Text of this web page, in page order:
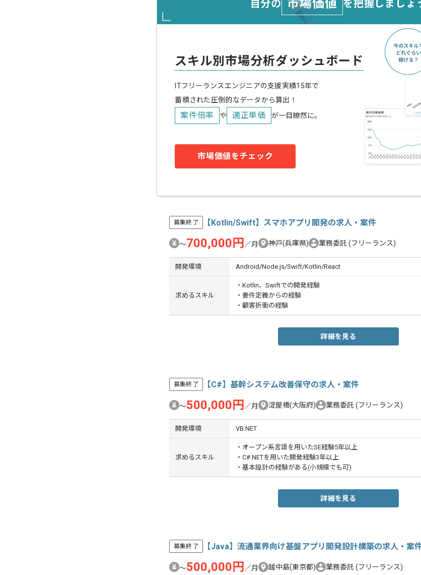
自分の 市場価値 を把握しましょ
スキル別市場分析ダッシュボード
ITフリーランスエンジニアの支援実績15年で
蓄積された圧倒的なデータから算出！
案件倍率 や 適正単価 が一目瞭然に。
市場価値をチェック
募集終了 【Kotlin/Swift】スマホアプリ開発の求人・案件
〜700,000円 ／月 神戸(兵庫県) 業務委託 (フリーランス)
開発環境 Android/Node.js/Swift/Kotlin/React
求めるスキル
・Kotlin、Swiftでの開発経験
・要件定義からの経験
・顧客折衝の経験
詳細を見る
募集終了 【C#】基幹システム改善保守の求人・案件
〜500,000円 ／月 淀屋橋(大阪府) 業務委託 (フリーランス)
開発環境 VB.NET
求めるスキル
・オープン系言語を用いたSE経験5年以上
・C#.NETを用いた開発経験3年以上
・基本設計の経験がある(小規模でも可)
詳細を見る
募集終了 【Java】流通業界向け基盤アプリ開発設計構築の求人・案
〜500,000円 ／月 越中島(東京都) 業務委託 (フリーランス)